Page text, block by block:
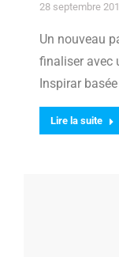
28 septembre
Un nouveau
finaliser avec
Inspirar
Lire la suite